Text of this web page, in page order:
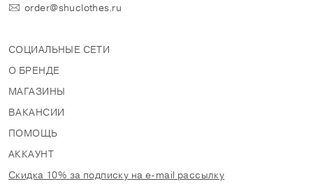
order@shuclothes.ru
СОЦИАЛЬНЫЕ СЕТИ
О БРЕНДЕ
МАГАЗИНЫ
ВАКАНСИИ
ПОМОЩЬ
АККАУНТ
Скидка 10% за подписку на e-mail рассылку